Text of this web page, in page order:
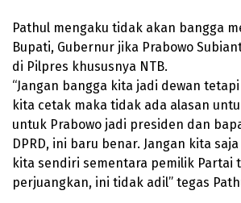
Pathul mengaku tidak akan bangga
Bupati, Gubernur jika Prabowo
di Pilpres khususnya NTB.
“Jangan bangga kita jadi dewan
kita cetak maka tidak ada alasan
untuk Prabowo jadi presiden dan
DPRD, ini baru benar. Jangan kita
kita sendiri sementara pemilik Partai
perjuangkan, ini tidak adil” tegas